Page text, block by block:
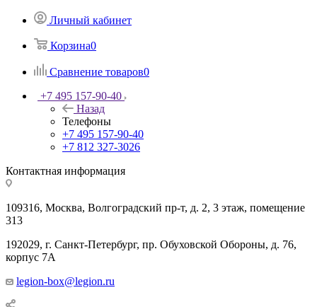
Личный кабинет
Корзина0
Сравнение товаров0
+7 495 157-90-40
Назад
Телефоны
+7 495 157-90-40
+7 812 327-3026
Контактная информация
109316, Москва, Волгоградский пр-т, д. 2, 3 этаж, помещение
313
192029, г. Санкт-Петербург, пр. Обуховской Обороны, д. 76,
корпус 7А
legion-box@legion.ru